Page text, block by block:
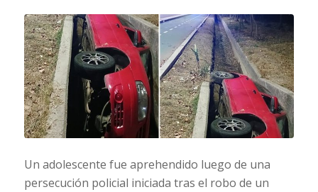
Un adolescente fue aprehendido luego de una
persecución policial iniciada tras el robo de un